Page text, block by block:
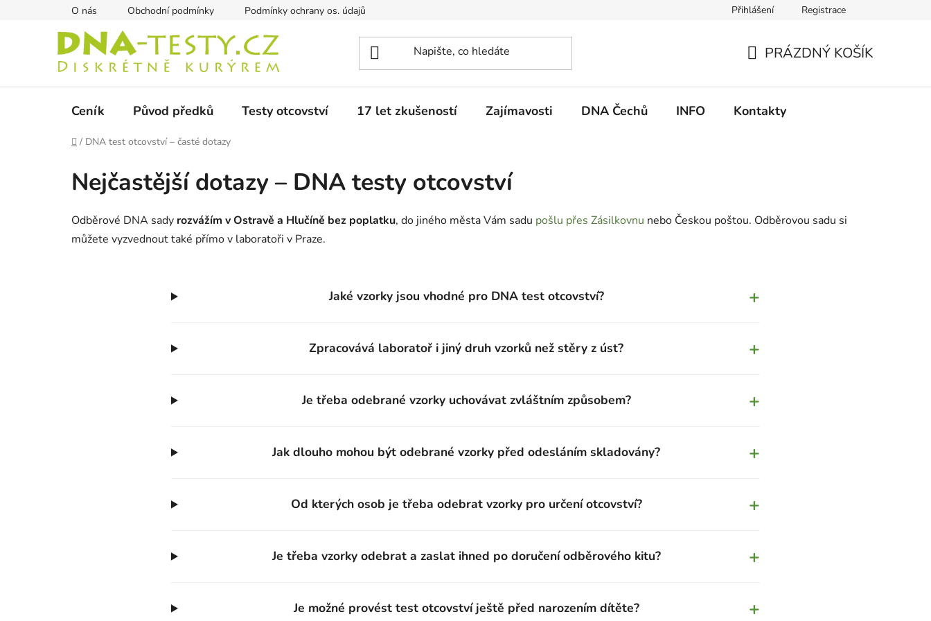
O nás Obchodní podmínky Podmínky ochrany os. údajů Přihlášení Registrace
KOŠÍK
PRÁZDNÝ KOŠÍK
Ceník Původ předků Testy otcovství 17 let zkušeností Zajímavosti DNA Čechů INFO Kontakty
Domů
/ DNA test otcovství – časté dotazy
Nejčastější dotazy – DNA testy otcovství
Odběrové DNA sady rozvážím v Ostravě a Hlučíně bez poplatku, do jiného města Vám sadu pošlu přes Zásilkovnu nebo Českou poštou. Odběrovou sadu si
můžete vyzvednout také přímo v laboratoři v Praze.
Jaké vzorky jsou vhodné pro DNA test otcovství? +
Zpracovává laboratoř i jiný druh vzorků než stěry z úst? +
Je třeba odebrané vzorky uchovávat zvláštním způsobem? +
Jak dlouho mohou být odebrané vzorky před odesláním skladovány? +
Od kterých osob je třeba odebrat vzorky pro určení otcovství? +
Je třeba vzorky odebrat a zaslat ihned po doručení odběrového kitu? +
Je možné provést test otcovství ještě před narozením dítěte? +